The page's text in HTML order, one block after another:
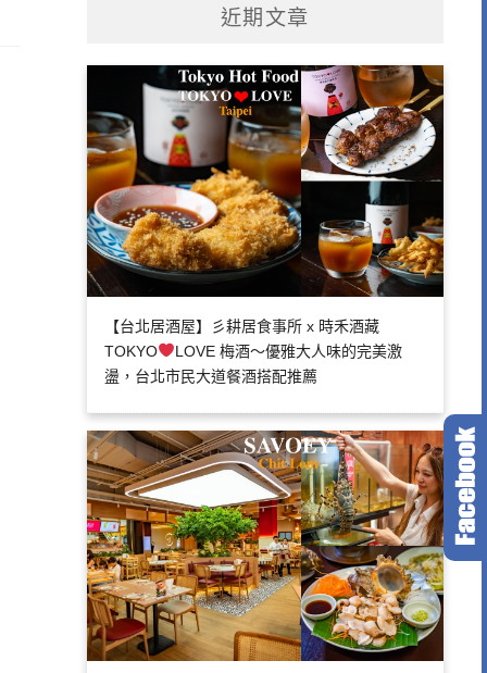
近期文章
【台北居酒屋】彡耕居食事所 x 時禾酒藏
TOKYO
LOVE 梅酒～優雅大人味的完美激
盪，台北市民大道餐酒搭配推薦